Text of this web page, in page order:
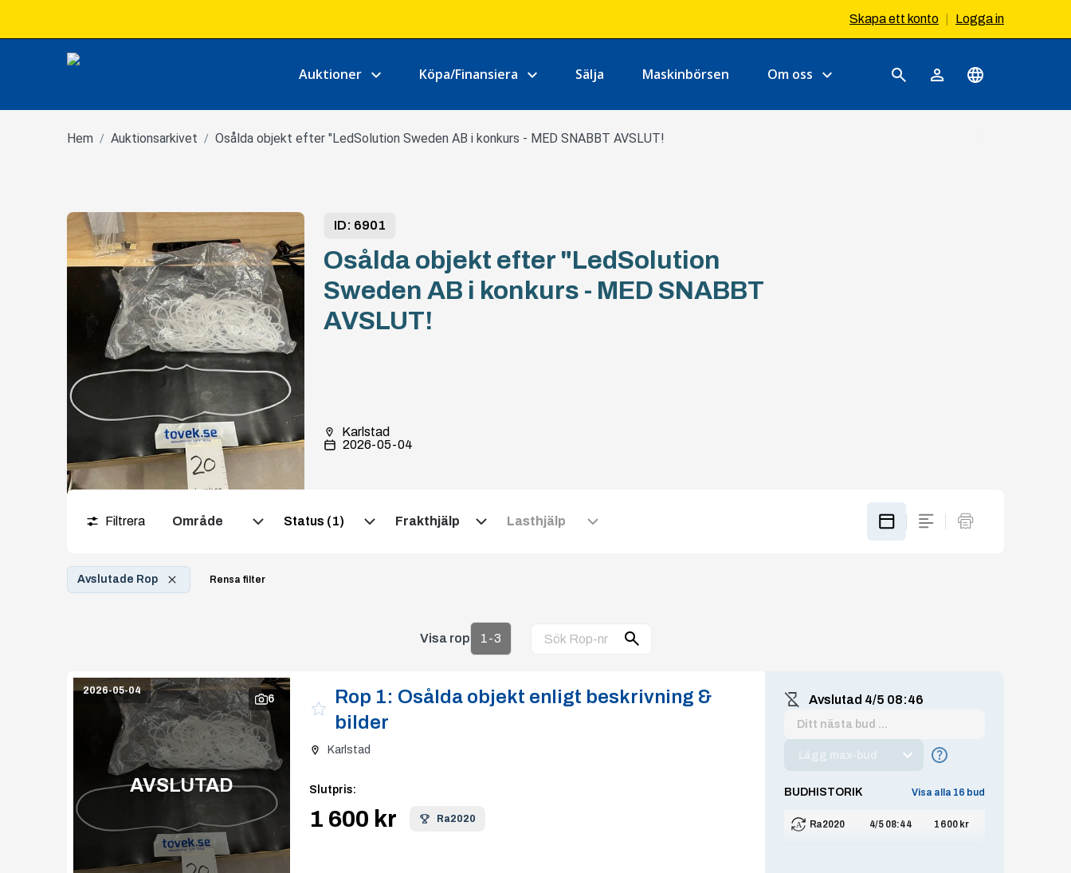
Skapa ett konto Logga in
Auktioner Köpa/Finansiera Sälja Maskinbörsen Om oss
Hem / Auktionsarkivet / Osålda objekt efter "LedSolution Sweden AB i konkurs - MED SNABBT AVSLUT!
ID: 6901
Osålda objekt efter "LedSolution
Sweden AB i konkurs - MED SNABBT
AVSLUT!
Karlstad
2026-05-04
Filtrera Område Status (1) Frakthjälp Lasthjälp
Avslutade Rop Rensa filter
Visa rop 1-3
2026-05-04
6
AVSLUTAD
Rop 1: Osålda objekt enligt beskrivning &
bilder
Karlstad
Slutpris:
1 600 kr Ra2020
Avslutad 4/5 08:46
Lägg max-bud
BUDHISTORIK Visa alla 16 bud
Ra2020 4/5 08:44 1 600 kr